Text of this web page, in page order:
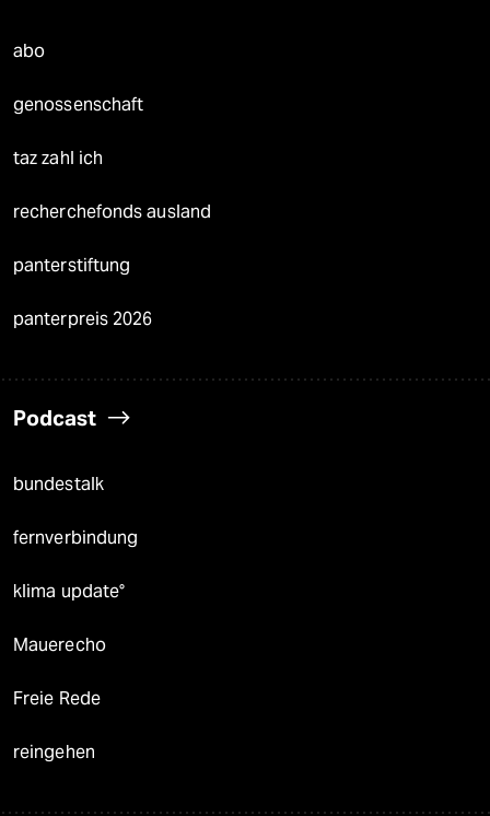
abo
genossenschaft
taz zahl ich
recherchefonds ausland
panterstiftung
panterpreis 2026
Podcast
bundestalk
fernverbindung
klima update°
Mauerecho
Freie Rede
reingehen